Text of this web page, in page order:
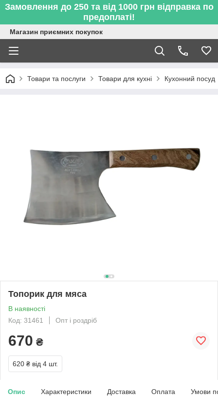
Замовлення до 250 та від 1000 грн відправка по
предоплаті!
Магазин приємних покупок
Товари та послуги Товари для кухні Кухонний посуд
Топорик для мяса
В наявності
Код: 31461
Опт і роздріб
670 ₴
620 ₴ від 4 шт.
Опис Характеристики Доставка Оплата Умови